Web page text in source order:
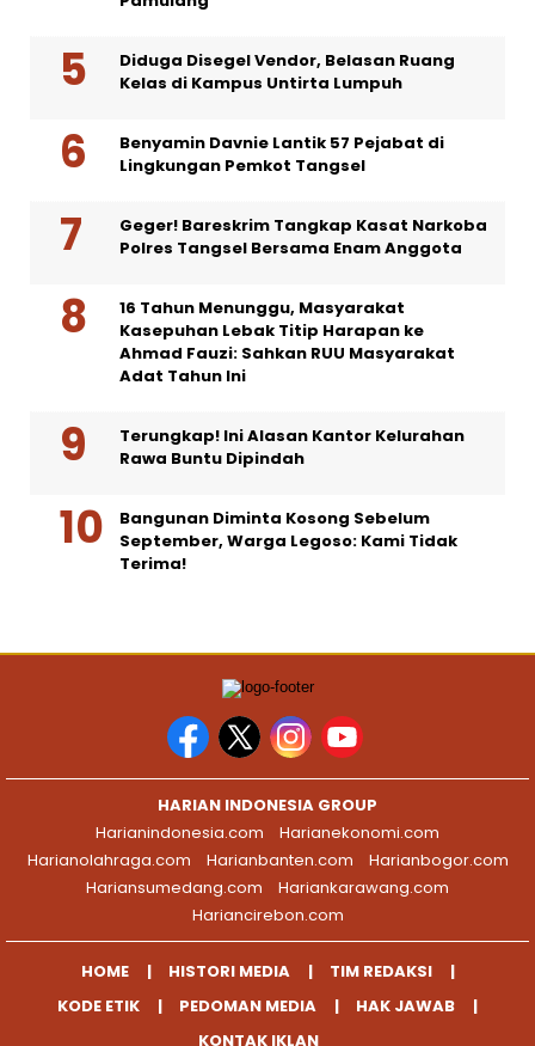
Diduga Disegel Vendor, Belasan Ruang
Kelas di Kampus Untirta Lumpuh
Benyamin Davnie Lantik 57 Pejabat di
Lingkungan Pemkot Tangsel
Geger! Bareskrim Tangkap Kasat Narkoba
Polres Tangsel Bersama Enam Anggota
16 Tahun Menunggu, Masyarakat
Kasepuhan Lebak Titip Harapan ke
Ahmad Fauzi: Sahkan RUU Masyarakat
Adat Tahun Ini
Terungkap! Ini Alasan Kantor Kelurahan
Rawa Buntu Dipindah
Bangunan Diminta Kosong Sebelum
September, Warga Legoso: Kami Tidak
Terima!
HARIAN INDONESIA GROUP
Harianindonesia.com
Harianekonomi.com
Harianolahraga.com
Harianbanten.com
Harianbogor.com
Hariansumedang.com
Hariankarawang.com
Hariancirebon.com
HOME HISTORI MEDIA
TIM REDAKSI
KODE ETIK
PEDOMAN MEDIA
HAK JAWAB
KONTAK IKLAN